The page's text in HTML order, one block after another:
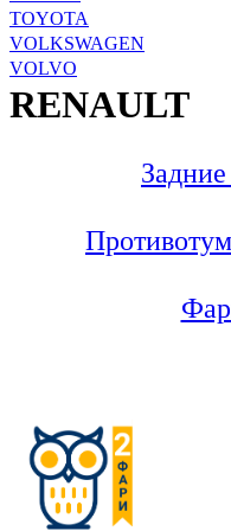
TOYOTA
VOLKSWAGEN
VOLVO
RENAULT